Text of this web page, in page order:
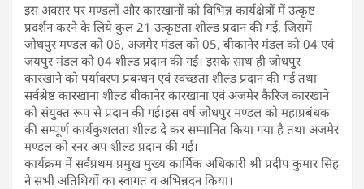
इस अवसर पर मण्डलों और कारखानों को विभिन्न कार्यक्षेत्रों में उत्कृष्ट
प्रदर्शन करने के लिये कुल 21 उत्कृष्टता शील्ड प्रदान की गई, जिसमें
जोधपुर मण्डल को 06, अजमेर मंडल को 05, बीकानेर मंडल को 04 एवं
जयपुर मंडल को 04 शील्ड प्रदान की गई। इसके साथ ही जोधपुर
कारखाने को पर्यावरण प्रबन्धन एवं स्वच्छता शील्ड प्रदान की गई तथा
सर्वश्रेष्ठ कारखाना शील्ड बीकानेर कारखाना एवं अजमेर कैरिज कारखाने
को संयुक्त रूप से प्रदान की गई।इस वर्ष जोधपुर मण्डल को महाप्रबंधक
की सम्पूर्ण कार्यकुशलता शील्ड दे कर सम्मानित किया गया है तथा अजमेर
मण्डल को रनर अप शील्ड प्रदान की गई।
कार्यक्रम में सर्वप्रथम प्रमुख मुख्य कार्मिक अधिकारी श्री प्रदीप कुमार सिंह
ने सभी अतिथियों का स्वागत व अभिन्नदन किया।